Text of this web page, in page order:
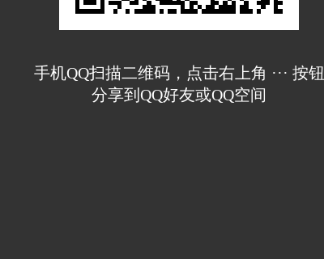
手机QQ扫描二维码，点击右上角 ··· 按钮
分享到QQ好友或QQ空间